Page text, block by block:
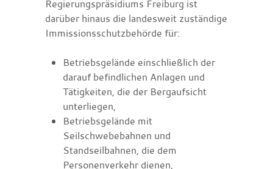
Regierungspräsidiums Freiburg ist
darüber hinaus die landesweit zuständige
Immissionsschutzbehörde für:
Betriebsgelände einschließlich der
darauf befindlichen Anlagen und
Tätigkeiten, die der Bergaufsicht
unterliegen,
Betriebsgelände mit
Seilschwebebahnen und
Standseilbahnen, die dem
Personenverkehr dienen,